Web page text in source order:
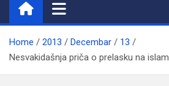
Home 2013 Decembar
13
Nesvakidašnja priča o prelasku na islam